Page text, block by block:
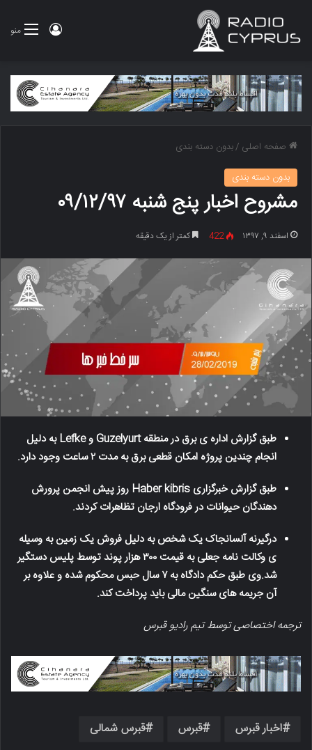
منو ورود
صفحه اصلی /بدون دسته بندی
بدون دسته بندی
مشروح اخبار پنج شنبه ‍۰۹/۱۲/۹۷
اسفند ۹, ۱۳۹۷ 422 کمتر از یک دقیقه
طبق گزارش اداره ی برق در منطقه Guzelyurt و Lefke به دلیل
انجام چندین پروژه امکان قطعی برق به مدت ۲ ساعت وجود دارد.
طبق گزارش خبرگزاری Haber kibris روز پیش انجمن پرورش
دهندگان حیوانات در فرودگاه ارجان تظاهرات کردند.
درگیرنه آلسانجاک یک شخص به دلیل فروش یک زمین به وسیله
ی وکالت نامه جعلی به قیمت ۳۰۰ هزار پوند توسط پلیس دستگیر
شد.وی طبق حکم دادگاه به ۷ سال حبس محکوم شده و علاوه بر
آن جریمه های سنگین مالی باید پرداخت کند.
ترجمه اختصاصی توسط تیم رادیو قبرس
اخبار قبرس قبرس قبرس شمالی